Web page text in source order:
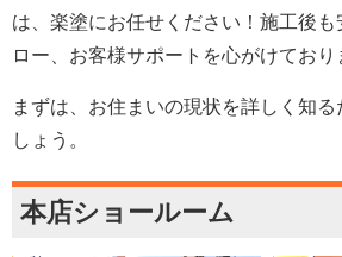
は、楽塗にお任せください！施工後
ロー、お客様サポートを心がけており
まずは、お住まいの現状を詳しく知る
しょう。
本店ショールーム